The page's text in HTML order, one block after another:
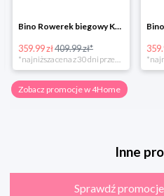
Bino Rowerek biegowy Krecik
359.99 zł409.99 zł*
*najniższa cena z 30 dni przed obniżką
Zobacz promocje w 4Home
Inne
Sprawdź